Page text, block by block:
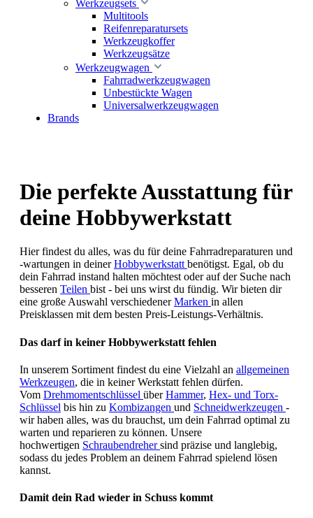
Werkzeugsets
Multitools
Reifenreparatursets
Werkzeugkoffer
Werkzeugsätze
Werkzeugwagen
Fahrradwerkzeugwagen
Unbestückte Wagen
Universalwerkzeugwagen
Brands
Die perfekte Ausstattung für
deine Hobbywerkstatt
Hier findest du alles, was du für deine Fahrradreparaturen und
-wartungen in deinerHobbywerkstatt benötigst. Egal, ob du
dein Fahrrad instand halten möchtest oder auf der Suche nach
besseren Teilen bist - bei uns wirst du fündig. Wir bieten dir
eine große Auswahl verschiedenerMarken in allen
Preisklassen mit dem besten Preis-Leistungs-Verhältnis.
Das darf in keiner Hobbywerkstatt fehlen
In unserem Sortiment findest du eine Vielzahl an allgemeinen
Werkzeugen, die in keiner Werkstatt fehlen dürfen.
Vom Drehmomentschlüssel überHammer, Hex- und Torx-
Schlüssel bis hin zu Kombizangen und Schneidwerkzeugen -
wir haben alles, was du brauchst, um dein Fahrrad optimal zu
warten und reparieren zu können. Unsere
hochwertigen Schraubendrehersind präzise und langlebig,
sodass du jedes Problem an deinem Fahrrad spielend lösen
kannst.
Damit dein Rad wieder in Schuss kommt